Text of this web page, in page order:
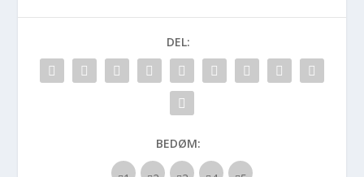
DEL:
BEDØM: